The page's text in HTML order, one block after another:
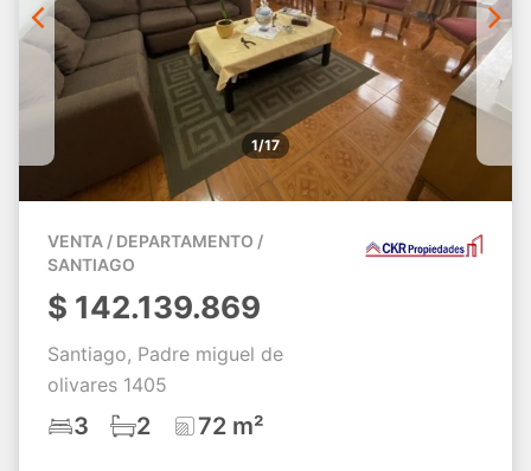
1/17
VENTA / DEPARTAMENTO /
SANTIAGO
$ 142.139.869
Santiago, Padre miguel de
olivares 1405
3 2 72 m²